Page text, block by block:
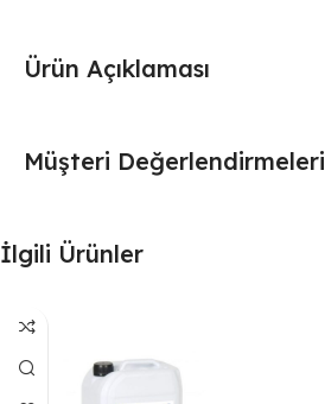
Ürün Açıklaması
Müşteri Değerlendirmeleri
İlgili Ürünler